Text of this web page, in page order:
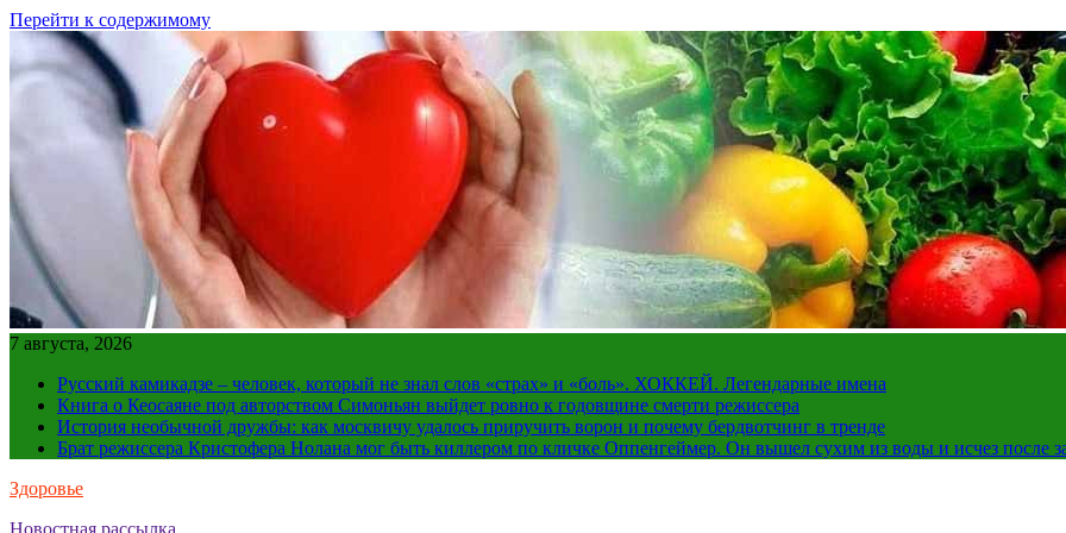
Перейти к содержимому
7 августа, 2026
Русский камикадзе – человек, который не знал слов «страх» и «боль». ХОККЕЙ. Легендарные имена
Книга о Кеосаяне под авторством Симоньян выйдет ровно к годовщине смерти режиссера
История необычной дружбы: как москвичу удалось приручить ворон и почему бердвотчинг в тренде
Брат режиссера Кристофера Нолана мог быть киллером по кличке Оппенгеймер. Он вышел сухим из воды и исчез после
Здоровье
Новостная рассылка